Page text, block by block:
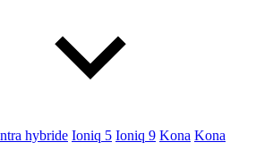
hybride Ioniq 5 Ioniq 9 Kona Kona